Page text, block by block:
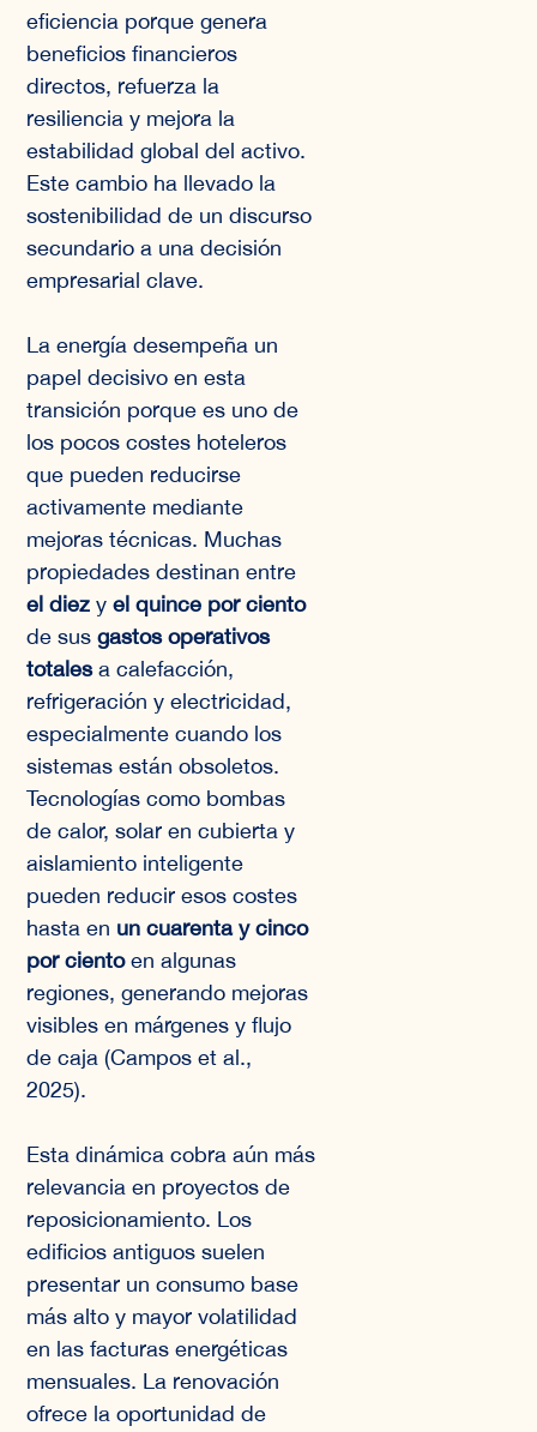
eficiencia porque genera
beneficios financieros
directos, refuerza la
resiliencia y mejora la
estabilidad global del activo.
Este cambio ha llevado la
sostenibilidad de un discurso
secundario a una decisión
empresarial clave.
La energía desempeña un
papel decisivo en esta
transición porque es uno de
los pocos costes hoteleros
que pueden reducirse
activamente mediante
mejoras técnicas. Muchas
propiedades destinan entre
el diez yel quince por ciento
de susgastos operativos
totalesa calefacción,
refrigeración y electricidad,
especialmente cuando los
sistemas están obsoletos.
Tecnologías como bombas
de calor, solar en cubierta y
aislamiento inteligente
pueden reducir esos costes
hasta en un cuarenta y cinco
por cientoen algunas
regiones, generando mejoras
visibles en márgenes y flujo
de caja (Campos et al.,
2025).
Esta dinámica cobra aún más
relevancia en proyectos de
reposicionamiento. Los
edificios antiguos suelen
presentar un consumo base
más alto y mayor volatilidad
en las facturas energéticas
mensuales. La renovación
ofrece la oportunidad de